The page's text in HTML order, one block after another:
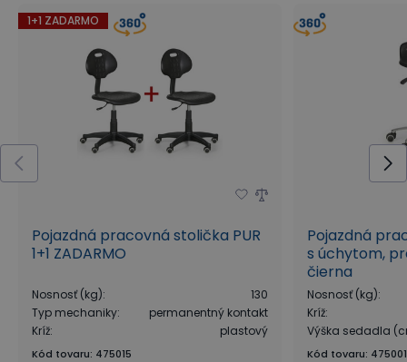
1+1 ZADARMO
Pojazdná pracovná stolička PUR
1+1 ZADARMO
Nosnosť (kg):
130
Typ mechaniky:
permanentný kontakt
Kríž: plastový
Kód tovaru: 475015
Pojazdná
s úchytom,
čierna
Nosnosť (kg):
Kríž:
Výška sedadla
Kód tovaru: 475001